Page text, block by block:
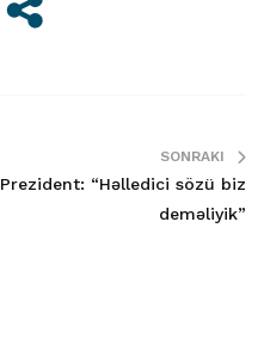
SONRAKI
Prezident: “Həlledici sözü biz
deməliyik”